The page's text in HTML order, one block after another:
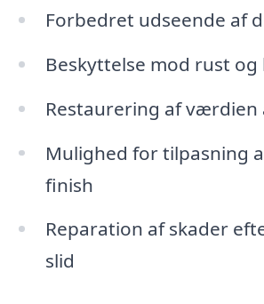
Forbedret udseende af
Beskyttelse mod rust
Restaurering af værdien
Mulighed for tilpasning
finish
Reparation af skader
slid